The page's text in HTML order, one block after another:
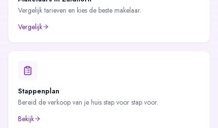
Vergelijk tarieven en kies de beste makelaar.
Vergelijk
Stappenplan
Bereid de verkoop van je huis stap voor stap voor.
Bekijk